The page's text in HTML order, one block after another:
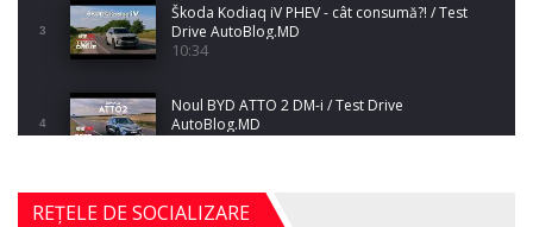
3
Škoda Kodiaq iV PHEV - cât consumă?! / Test
Drive AutoBlog.MD
10:34
4
Noul BYD ATTO 2 DM-i / Test Drive
AutoBlog.MD
17:35
5
Noul Mercedes-Benz S-Class facelift (S 580
4MATIC V223) / Test Drive AutoBlog.MD
REȚELE DE SOCIALIZARE